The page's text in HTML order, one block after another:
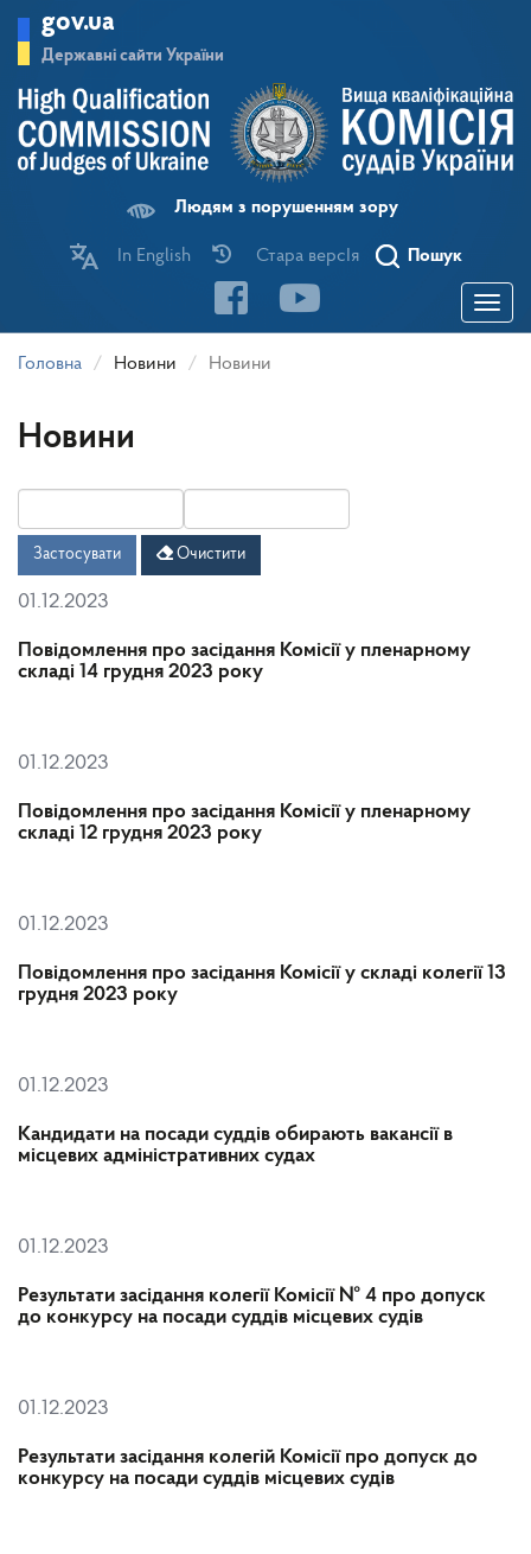
основного
матеріалу
gov.ua
Державні сайти України
Людям з порушенням зору
In English Стара версІя Пошук
Toggle
Головна Новини Новини
Новини
Дата Дата
Застосувати Очистити
01.12.2023
Повідомлення про засідання Комісії у пленарному
складі 14 грудня 2023 року
01.12.2023
Повідомлення про засідання Комісії у пленарному
складі 12 грудня 2023 року
01.12.2023
Повідомлення про засідання Комісії у складі колегії 13
грудня 2023 року
01.12.2023
Кандидати на посади суддів обирають вакансії в
місцевих адміністративних судах
01.12.2023
Результати засідання колегії Комісії № 4 про допуск
до конкурсу на посади суддів місцевих судів
01.12.2023
Результати засідання колегій Комісії про допуск до
конкурсу на посади суддів місцевих судів